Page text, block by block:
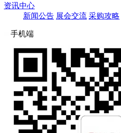
资讯中心
新闻公告 展会交流 采购攻略
手机端